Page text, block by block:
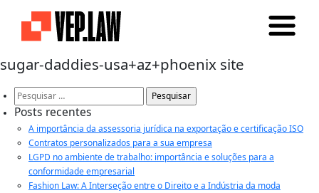
sugar-daddies-usa+az+phoenix site
Pesquisar
por:
Posts recentes
A importância da assessoria jurídica na exportação e certificação ISO
Contratos personalizados para a sua empresa
LGPD no ambiente de trabalho: importância e soluções para a
conformidade empresarial
Fashion Law: A Interseção entre o Direito e a Indústria da moda